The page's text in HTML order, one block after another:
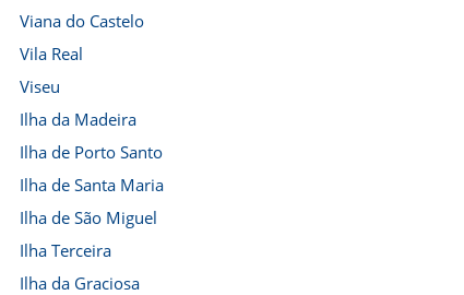
Viana do Castelo
Vila Real
Viseu
Ilha da Madeira
Ilha de Porto Santo
Ilha de Santa Maria
Ilha de São Miguel
Ilha Terceira
Ilha da Graciosa